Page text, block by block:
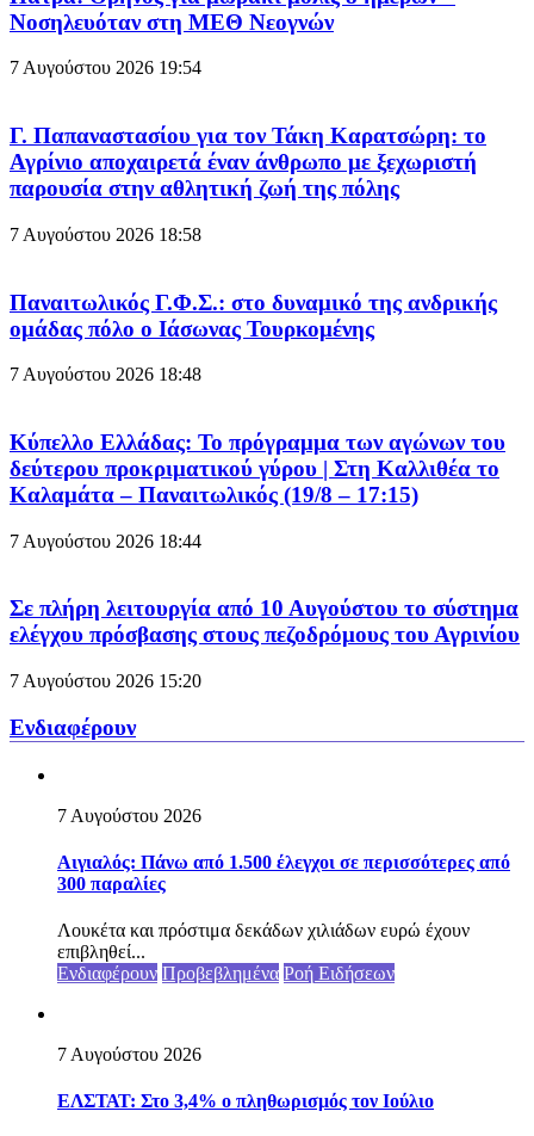
Νοσηλευόταν στη ΜΕΘ Νεογνών
7 Αυγούστου 2026 19:54
Γ. Παπαναστασίου για τον Τάκη Καρατσώρη: το
Αγρίνιο αποχαιρετά έναν άνθρωπο με ξεχωριστή
παρουσία στην αθλητική ζωή της πόλης
7 Αυγούστου 2026 18:58
Παναιτωλικός Γ.Φ.Σ.: στο δυναμικό της ανδρικής
ομάδας πόλο ο Ιάσωνας Τουρκομένης
7 Αυγούστου 2026 18:48
Κύπελλο Ελλάδας: Το πρόγραμμα των αγώνων του
δεύτερου προκριματικού γύρου | Στη Καλλιθέα το
Καλαμάτα – Παναιτωλικός (19/8 – 17:15)
7 Αυγούστου 2026 18:44
Σε πλήρη λειτουργία από 10 Αυγούστου το σύστημα
ελέγχου πρόσβασης στους πεζοδρόμους του Αγρινίου
7 Αυγούστου 2026 15:20
Ενδιαφέρουν
7 Αυγούστου 2026
Αιγιαλός: Πάνω από 1.500 έλεγχοι σε περισσότερες από
300 παραλίες
Λουκέτα και πρόστιμα δεκάδων χιλιάδων ευρώ έχουν
επιβληθεί...
Ενδιαφέρουν Προβεβλημένα Ροή Ειδήσεων
7 Αυγούστου 2026
ΕΛΣΤΑΤ: Στο 3,4% ο πληθωρισμός τον Ιούλιο